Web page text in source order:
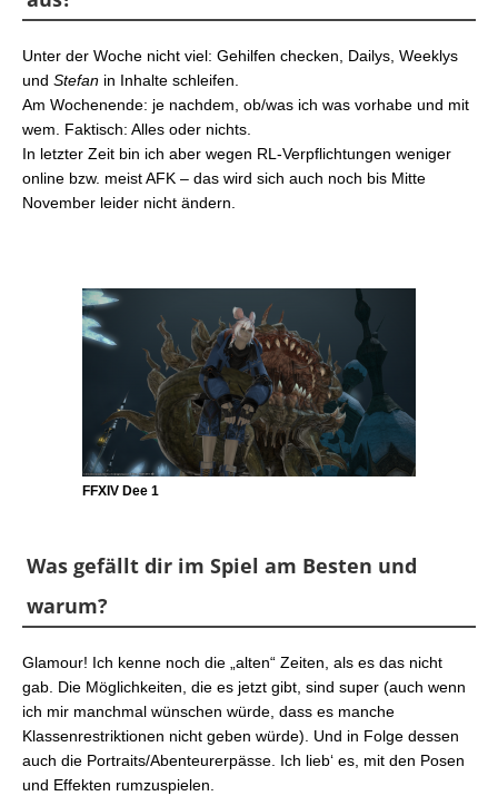
Unter der Woche nicht viel: Gehilfen checken, Dailys, Weeklys
und Stefan in Inhalte schleifen.
Am Wochenende: je nachdem, ob/was ich was vorhabe und mit
wem. Faktisch: Alles oder nichts.
In letzter Zeit bin ich aber wegen RL-Verpflichtungen weniger
online bzw. meist AFK – das wird sich auch noch bis Mitte
November leider nicht ändern.
FFXIV Dee 1
Was gefällt dir im Spiel am Besten und
warum?
Glamour! Ich kenne noch die „alten“ Zeiten, als es das nicht
gab. Die Möglichkeiten, die es jetzt gibt, sind super (auch wenn
ich mir manchmal wünschen würde, dass es manche
Klassenrestriktionen nicht geben würde). Und in Folge dessen
auch die Portraits/Abenteurerpässe. Ich lieb‘ es, mit den Posen
und Effekten rumzuspielen.